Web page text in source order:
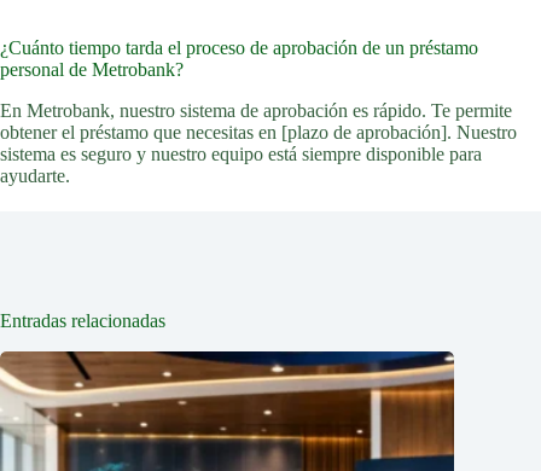
¿Cuánto tiempo tarda el proceso de aprobación de un préstamo
personal de Metrobank?
En Metrobank, nuestro sistema de aprobación es rápido. Te permite
obtener el préstamo que necesitas en [plazo de aprobación]. Nuestro
sistema es seguro y nuestro equipo está siempre disponible para
ayudarte.
Entradas relacionadas